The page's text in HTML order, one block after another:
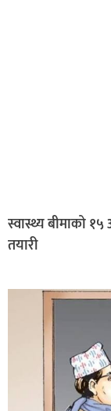
स्वास्थ्य बीमाको १५
तयारी